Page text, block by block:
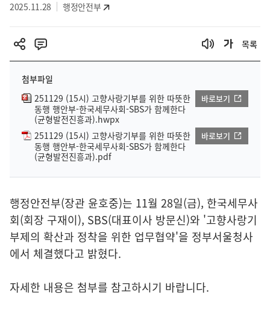
2025.11.28 행정안전부
목록
첨부파일
251129 (15시) 고향사랑기부를 위한 따뜻한
동행 행안부-한국세무사회-SBS가 함께한다
(균형발전진흥과).hwpx
바로보기
251129 (15시) 고향사랑기부를 위한 따뜻한
동행 행안부-한국세무사회-SBS가 함께한다
(균형발전진흥과).pdf
바로보기
행정안전부(장관 윤호중)는 11월 28일(금), 한국세무사
회(회장 구재이), SBS(대표이사 방문신)와 '고향사랑기
부제의 확산과 정착을 위한 업무협약'을 정부서울청사
에서 체결했다고 밝혔다.
자세한 내용은 첨부를 참고하시기 바랍니다.